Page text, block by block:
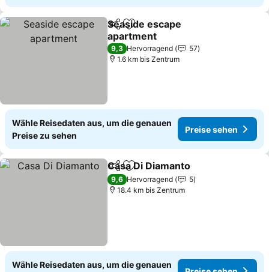
TeilenZu Favoriten hinzufügen
Seaside escape
apartment
Preise sehen
9,3 Hervorragend
57
1.6 km bis Zentrum
Wähle Reisedaten aus, um die genauen
Preise zu sehen
Preise sehen
TeilenZu Favoriten hinzufügen
Casa Di Diamanto
9,6 Hervorragend
5
18.4 km bis Zentrum
Wähle Reisedaten aus, um die genauen